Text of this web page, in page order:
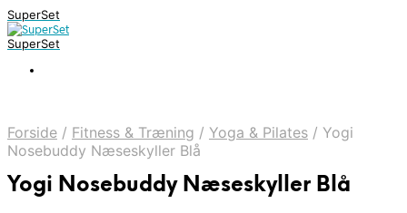
SuperSet
SuperSet
Forside / Fitness & Træning / Yoga & Pilates / Yogi
Nosebuddy Næseskyller Blå
Yogi Nosebuddy Næseskyller Blå